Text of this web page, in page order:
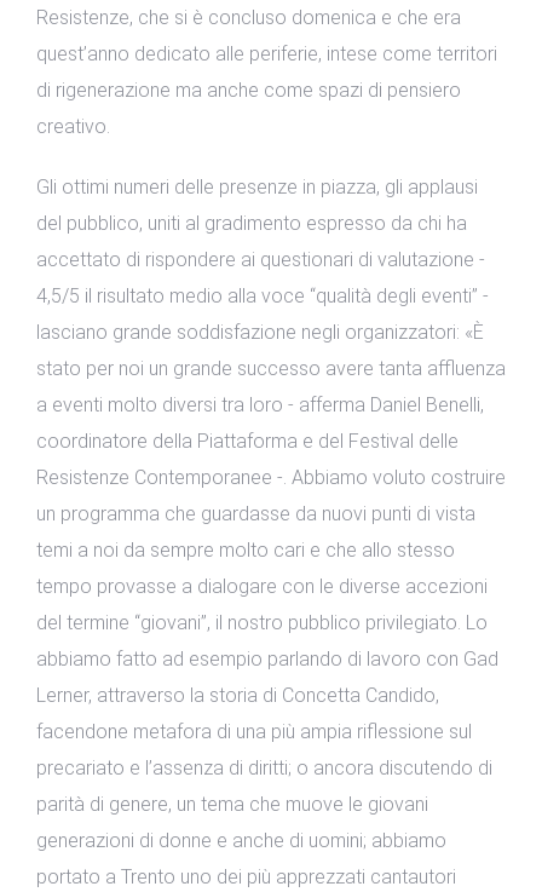
Resistenze, che si è concluso domenica e che era
quest’anno dedicato alle periferie, intese come territori
di rigenerazione ma anche come spazi di pensiero
creativo.
Gli ottimi numeri delle presenze in piazza, gli applausi
del pubblico, uniti al gradimento espresso da chi ha
accettato di rispondere ai questionari di valutazione -
4,5/5 il risultato medio alla voce “qualità degli eventi” -
lasciano grande soddisfazione negli organizzatori: «È
stato per noi un grande successo avere tanta affluenza
a eventi molto diversi tra loro - afferma Daniel Benelli,
coordinatore della Piattaforma e del Festival delle
Resistenze Contemporanee -. Abbiamo voluto costruire
un programma che guardasse da nuovi punti di vista
temi a noi da sempre molto cari e che allo stesso
tempo provasse a dialogare con le diverse accezioni
del termine “giovani”, il nostro pubblico privilegiato. Lo
abbiamo fatto ad esempio parlando di lavoro con Gad
Lerner, attraverso la storia di Concetta Candido,
facendone metafora di una più ampia riflessione sul
precariato e l’assenza di diritti; o ancora discutendo di
parità di genere, un tema che muove le giovani
generazioni di donne e anche di uomini; abbiamo
portato a Trento uno dei più apprezzati cantautori